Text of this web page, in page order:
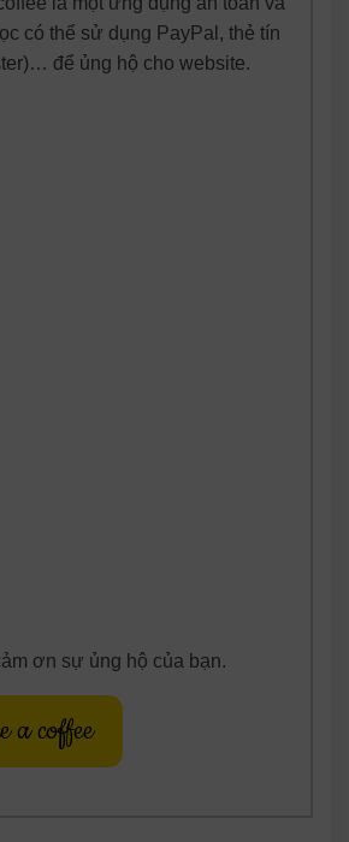
có thể sử dụng PayPal, thẻ tín
để ủng hộ cho website.
ơn sự ủng hộ của bạn.
a coffee